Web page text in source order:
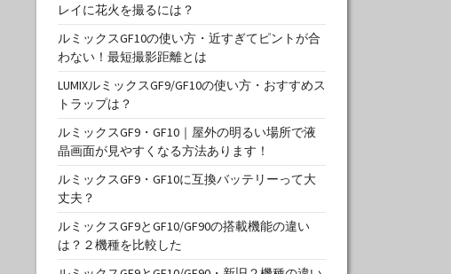
レイに花火を撮るには？
ルミックスGF10の使い方・近すぎてピントが合
わない！最短撮影距離とは
LUMIXルミックスGF9/GF10の使い方・おすすめス
トラップは？
ルミックスGF9・GF10｜屋外の明るい場所で液
晶画面が見やすくなる方法あります！
ルミックスGF9・GF10に互換バッテリーって大
丈夫？
ルミックスGF9とGF10/GF90の搭載機能の違い
は？２機種を比較した